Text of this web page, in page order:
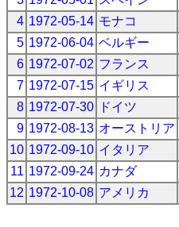
4 1972-05-14 モナコ
5 1972-06-04 ベルギー
6 1972-07-02 フランス
7 1972-07-15 イギリス
8 1972-07-30 ドイツ
9 1972-08-13 オーストリア
10 1972-09-10 イタリア
11 1972-09-24 カナダ
12 1972-10-08 アメリカ